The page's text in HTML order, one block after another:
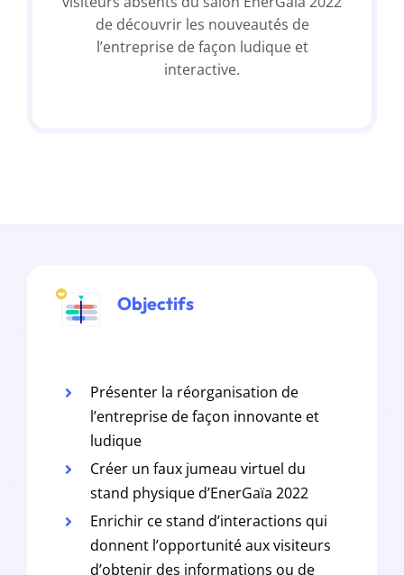
de découvrir les nouveautés de
l’entreprise de façon ludique et
interactive.
Objectifs
Présenter la réorganisation de
l’entreprise de façon innovante et
ludique
Créer un faux jumeau virtuel du
stand physique d’EnerGaïa 2022
Enrichir ce stand d’interactions qui
donnent l’opportunité aux visiteurs
d’obtenir des informations ou de